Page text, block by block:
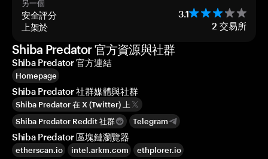
另一個
安全評分 3.1
上架於 2 交易所
Shiba Predator 官方資源與社群
Shiba Predator 官方連結
Homepage
Shiba Predator 社群媒體與社群
Shiba Predator 在 X (Twitter) 上
Shiba Predator Reddit 社群
Telegram
Shiba Predator 區塊鏈瀏覽器
etherscan.io intel.arkm.com ethplorer.io